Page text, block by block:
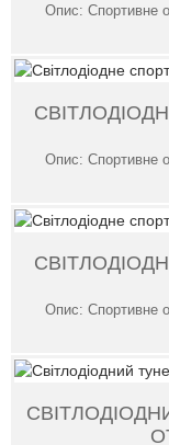
Опис: Спортивне
Опис: Спортивне
Опис: Спортивне